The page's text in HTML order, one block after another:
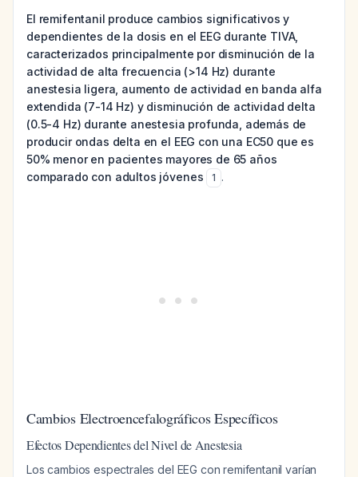
El remifentanil produce cambios significativos y
dependientes de la dosis en el EEG durante TIVA,
caracterizados principalmente por disminución de la
actividad de alta frecuencia (>14 Hz) durante
anestesia ligera, aumento de actividad en banda alfa
extendida (7-14 Hz) y disminución de actividad delta
(0.5-4 Hz) durante anestesia profunda, además de
producir ondas delta en el EEG con una EC50 que es
50% menor en pacientes mayores de 65 años
comparado con adultos jóvenes
1 .
Cambios Electroencefalográficos Específicos
Efectos Dependientes del Nivel de Anestesia
Los cambios espectrales del EEG con remifentanil varían